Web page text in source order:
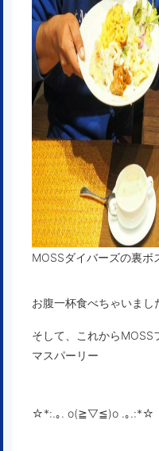
MOSSダイバーズの裏ボ
お腹一杯食べちゃいまし
そして、これからMOSS
マスパーリー
☆*:.｡. o(≧▽≦)o .｡.:*☆